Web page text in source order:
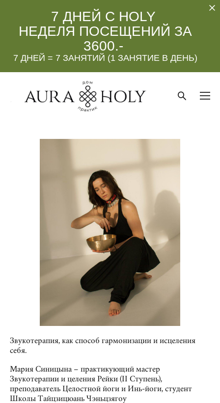
7 ДНЕЙ С HOLY
НЕДЕЛЯ ПОСЕЩЕНИЙ ЗА
3600.-
7 ДНЕЙ = 7 ЗАНЯТИЙ (1 ЗАНЯТИЕ В ДЕНЬ)
Звукотерапия, как способ гармонизации и исцеления
себя.
Мария Синицына – практикующий мастер
Звукотерапии и целения Рейки (II Ступень),
преподаватель Целостной йоги и Инь-йоги, студент
Школы Тайцзицюань Чэньцзягоу